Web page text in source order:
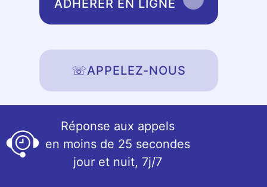
ADHÉRER EN LIGNE
☏APPELEZ-NOUS
Réponse aux appels
en moins de 25 secondes
jour et nuit, 7j/7